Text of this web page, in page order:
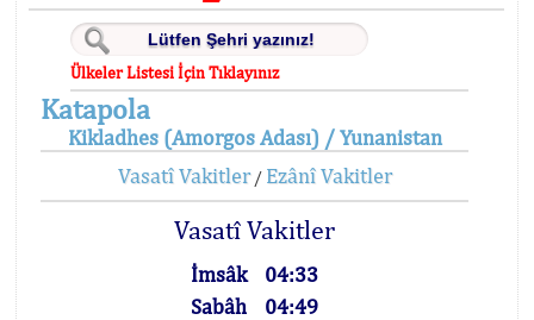
Ülkeler Listesi İçin Tıklayınız
Katapola
Kikladhes (Amorgos Adası) / Yunanistan
Vasatî Vakitler/ Ezânî Vakitler
Vasatî Vakitler
İmsâk
04:33
Sabâh
04:49